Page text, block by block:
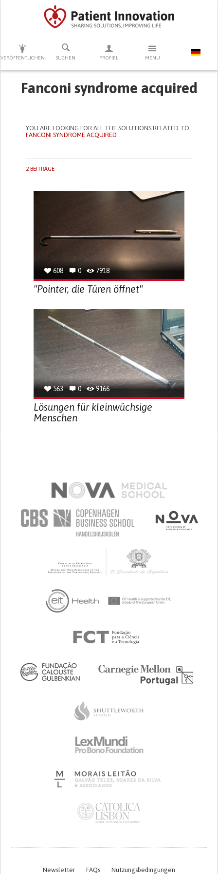
VERÖFFENTLICHEN SUCHEN PROFIEL MENU
DRÜCKEN SIE AUF ENTER UM DIE SUCHE ZU STARTEN
Fanconi syndrome acquired
YOU ARE LOOKING FOR ALL THE SOLUTIONS RELATED TO
FANCONI SYNDROME ACQUIRED
2 BEITRÄGE
608 0 7918
"Pointer, die Türen öffnet"
563 0 9166
Lösungen für kleinwüchsige
Menschen
Newsletter FAQs Nutzungsbedingungen